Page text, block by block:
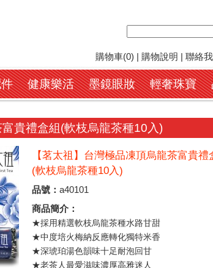
購物車(0) | 購物說明 | 聯絡
健康樂活 墨鏡眼妝 輕奢珠寶
貴禮盒組(軟枝烏龍茶種10入)
【茗太祖】台灣極品凍頂烏龍茶富貴禮
(軟枝烏龍茶種10入)
品號： a40101
商品簡介：
★採用精選軟枝烏龍茶種水路甘甜
★中度培火梅納反應轉化獨特米香
★深琥珀湯色韻味十足耐泡回甘
★老茶人最愛滋味濃厚高雅迷人